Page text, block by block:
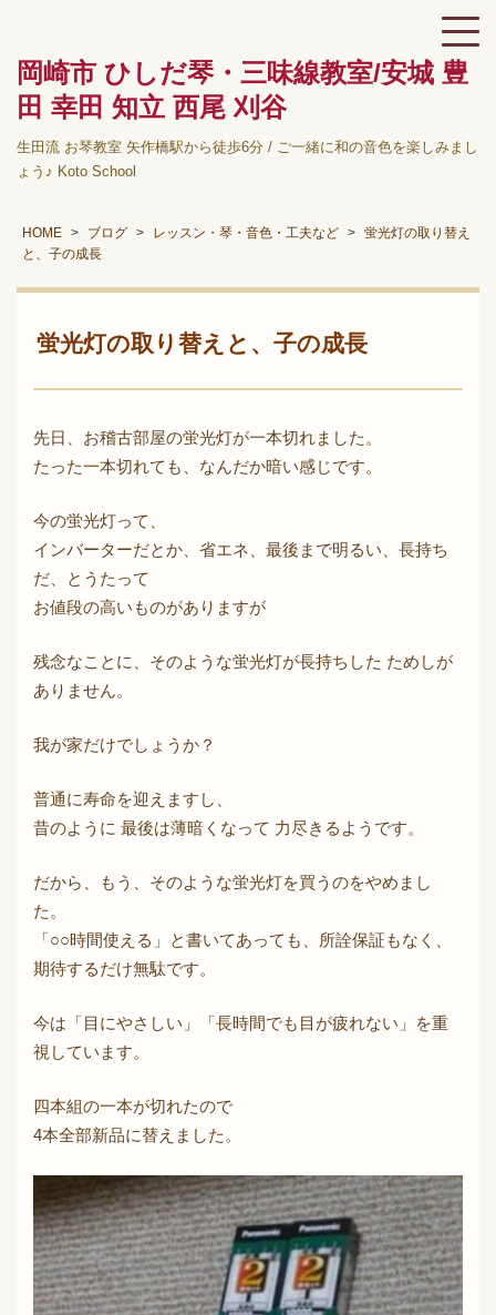
岡崎市 ひしだ琴・三味線教室/安城 豊
田 幸田 知立 西尾 刈谷
生田流 お琴教室 矢作橋駅から徒歩6分 / ご一緒に和の音色を楽しみまし
ょう♪ Koto School
HOME ブログ レッスン・琴・音色・工夫など
蛍光灯の取り替え
と、子の成長
蛍光灯の取り替えと、子の成長
先日、お稽古部屋の蛍光灯が一本切れました。
たった一本切れても、なんだか暗い感じです。
今の蛍光灯って、
インバーターだとか、省エネ、最後まで明るい、長持ち
だ、とうたって
お値段の高いものがありますが
残念なことに、そのような蛍光灯が長持ちした ためしが
ありません。
我が家だけでしょうか？
普通に寿命を迎えますし、
昔のように 最後は薄暗くなって 力尽きるようです。
だから、もう、そのような蛍光灯を買うのをやめまし
た。
「○○時間使える」と書いてあっても、所詮保証もなく、
期待するだけ無駄です。
今は「目にやさしい」「長時間でも目が疲れない」を重
視しています。
四本組の一本が切れたので
4本全部新品に替えました。